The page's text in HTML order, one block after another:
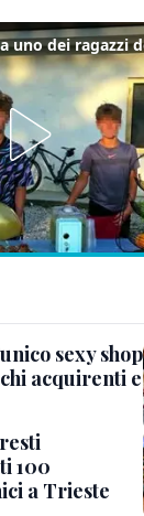
sexy shop
acquirenti e
100
a Trieste